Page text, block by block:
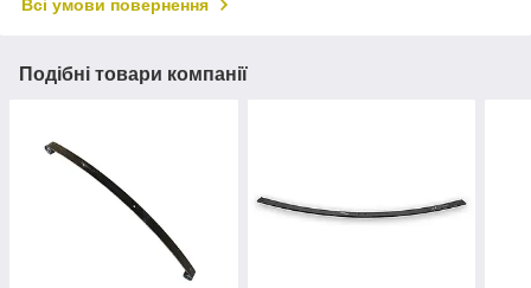
Всі умови повернення
Подібні товари компанії